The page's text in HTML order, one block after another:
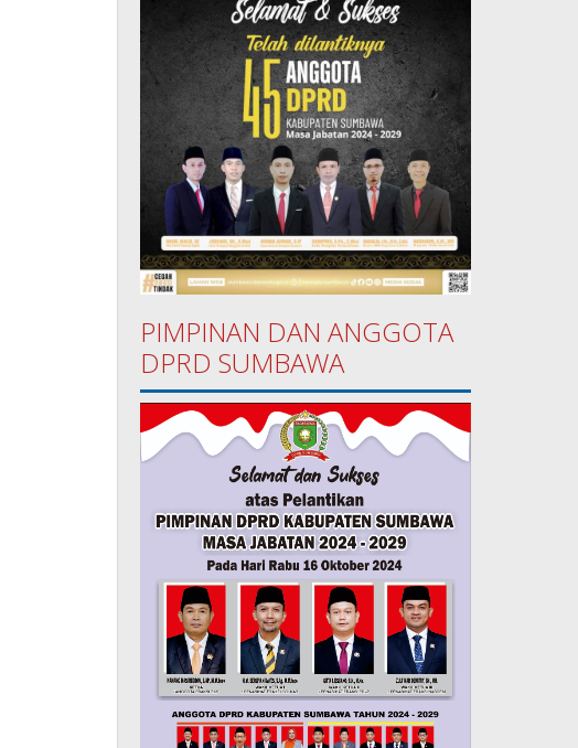
PIMPINAN DAN ANGGOTA
DPRD SUMBAWA